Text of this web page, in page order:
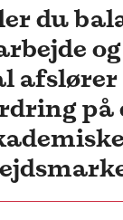
du
på